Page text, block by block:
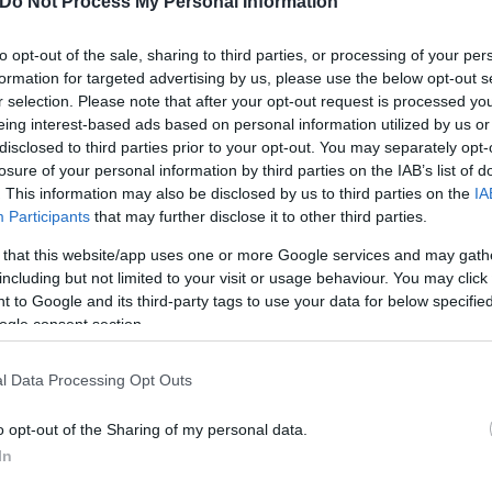
opt-out of the sale, sharing to third parties, or processing of your
for targeted advertising by us, please use the below opt-out
selection. Please note that after your opt-out request is processed
interest-based ads based on personal information utilized by us
to third parties prior to your opt-out. You may separately
of your personal information by third parties on the IAB’s list of
This information may also be disclosed by us to third parties on the
Participants that may further disclose it to other third parties.
that this website/app uses one or more Google services and may
but not limited to your visit or usage behaviour. You may
to Google and its third-party tags to use your data for below
consent section.
Data Processing Opt Outs
opt-out of the Sharing of my personal data.
ενεργειακό εφοδιασμό, και πιστεύω ότι θα ήταν
θέμα. Θα ήθελα επίσης να εκφράσω τη χαρά μου
ότι «η Ρωσία έχει πολλά στρατηγικά έργα που
πρόεδρο. "Η Ρωσία προσβλέπει στην αύξηση
επίσης τον Τούρκο ομόλογό του Ερντογάν για
απεμπλοκή των εξαγωγών σιτηρών της
Τουρκία που μπορεί να αγοράσει ρωσικό αέριο